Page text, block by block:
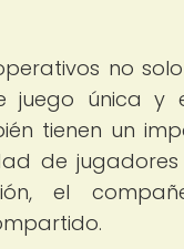
no
juego única y
tienen un
de
el